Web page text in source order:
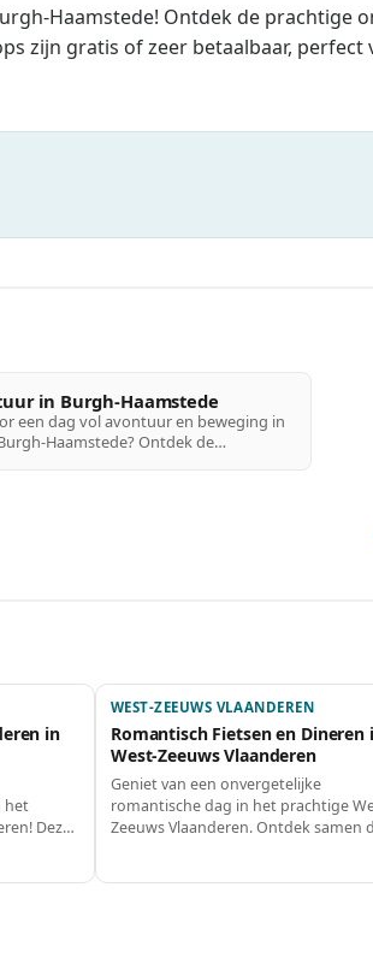
Haamstede! Ontdek de prachtige
zijn gratis of zeer betaalbaar,
in Burgh-Haamstede
een dag vol avontuur en beweging in
Haamstede? Ontdek de
in
het
Deze
WEST-ZEEUWS VLAANDEREN
Romantisch Fietsen en Dineren
West-Zeeuws Vlaanderen
Geniet van een onvergetelijke
romantische dag in het prachtige
Zeeuws Vlaanderen. Ontdek samen